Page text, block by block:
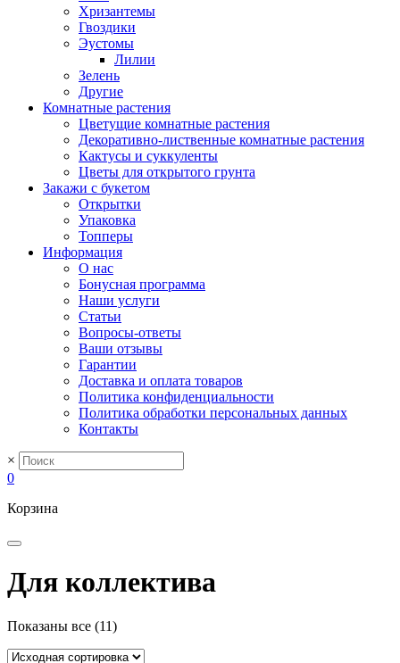
Хризантемы
Гвоздики
Эустомы
Лилии
Зелень
Другие
Комнатные растения
Цветущие комнатные растения
Декоративно-лиственные комнатные растения
Кактусы и суккуленты
Цветы для открытого грунта
Закажи с букетом
Открытки
Упаковка
Топперы
Информация
О нас
Бонусная программа
Наши услуги
Статьи
Вопросы-ответы
Ваши отзывы
Гарантии
Доставка и оплата товаров
Политика конфиденциальности
Политика обработки персональных данных
Контакты
×
0
Корзина
Для коллектива
Показаны все (11)